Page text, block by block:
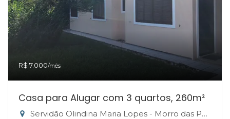
R$ 7.000/mês
Casa para Alugar com 3 quartos, 260m²
Servidão Olindina Maria Lopes - Morro das Pedras, Florianópolis-SC